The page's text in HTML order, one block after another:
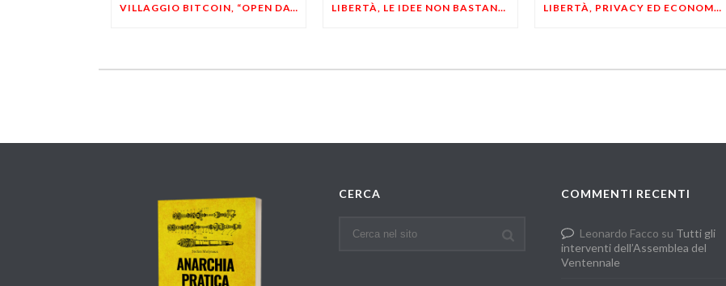
VILLAGGIO BITCOIN, “OPEN DAY 5”: LEONARDO FACCO OSPITE A BRESCIA LIBERTÀ, LE IDEE NON BASTANO! SERVONO ESEMPI E UN PO’ DI COERENZA LIBERTÀ, PRIVACY ED ECONOMIA DEL BUON SENSO: FACCO E MUSUMECI A CASALECCHIO DI RENO (BO)
CERCA COMMENTI RECENTI
Leonardo Facco su Tutti gli
interventi dell’Assemblea del
Ventennale